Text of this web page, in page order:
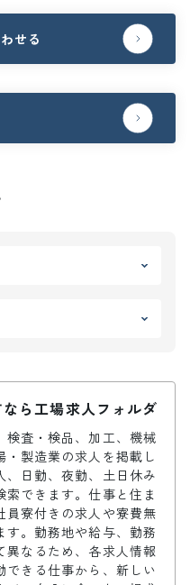
せる
ら工場求人フォルダ
査・検品、加工、機械
製造業の求人を掲載し
、日勤、夜勤、土日休み
できます。仕事と住ま
員寮付きの求人や寮費無
。勤務地や給与、勤務
異なるため、各求人情報
きる仕事から、新しい